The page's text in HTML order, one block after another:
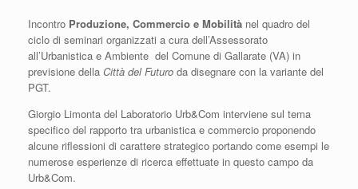
Incontro Produzione, Commercio e Mobilità nel quadro del
ciclo di seminari organizzati a cura dell’Assessorato
all’Urbanistica e Ambiente del Comune di Gallarate (VA) in
previsione della Città del Futuro da disegnare con la variante del
PGT.
Giorgio Limonta del Laboratorio Urb&Com interviene sul tema
specifico del rapporto tra urbanistica e commercio proponendo
alcune riflessioni di carattere strategico portando come esempi le
numerose esperienze di ricerca effettuate in questo campo da
Urb&Com.